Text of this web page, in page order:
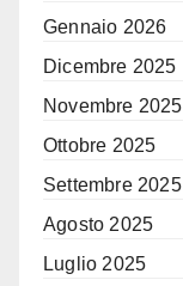
Gennaio 2026
Dicembre 2025
Novembre 2025
Ottobre 2025
Settembre 2025
Agosto 2025
Luglio 2025